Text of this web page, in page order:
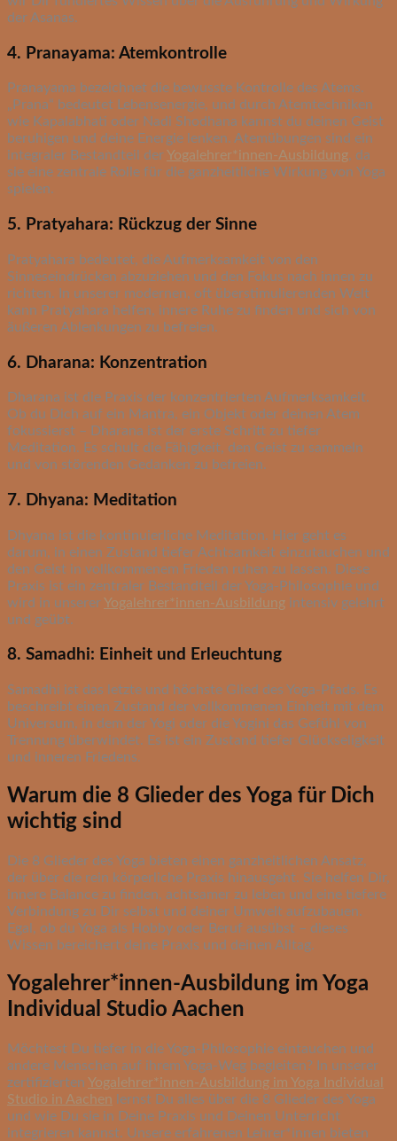
der Asanas.
4. Pranayama: Atemkontrolle
Pranayama bezeichnet die bewusste Kontrolle des Atems.
„Prana“ bedeutet Lebensenergie, und durch Atemtechniken
wie Kapalabhati oder Nadi Shodhana kannst du deinen Geist
beruhigen und deine Energie lenken. Atemübungen sind ein
integraler Bestandteil derYogalehrer*innen-Ausbildung, da
sie eine zentrale Rolle für die ganzheitliche Wirkung von Yoga
spielen.
5. Pratyahara: Rückzug der Sinne
Pratyahara bedeutet, die Aufmerksamkeit von den
Sinneseindrücken abzuziehen und den Fokus nach innen zu
richten. In unserer modernen, oft überstimulierenden Welt
kann Pratyahara helfen, innere Ruhe zu finden und sich von
äußeren Ablenkungen zu befreien.
6. Dharana: Konzentration
Dharana ist die Praxis der konzentrierten Aufmerksamkeit.
Ob du Dich auf ein Mantra, ein Objekt oder deinen Atem
fokussierst – Dharana ist der erste Schritt zu tiefer
Meditation. Es schult die Fähigkeit, den Geist zu sammeln
und von störenden Gedanken zu befreien.
7. Dhyana: Meditation
Dhyana ist die kontinuierliche Meditation. Hier geht es
darum, in einen Zustand tiefer Achtsamkeit einzutauchen und
den Geist in vollkommenem Frieden ruhen zu lassen. Diese
Praxis ist ein zentraler Bestandteil der Yoga-Philosophie und
wird in unsererYogalehrer*innen-Ausbildung intensiv gelehrt
und geübt.
8. Samadhi: Einheit und Erleuchtung
Samadhi ist das letzte und höchste Glied des Yoga-Pfads. Es
beschreibt einen Zustand der vollkommenen Einheit mit dem
Universum, in dem der Yogi oder die Yogini das Gefühl von
Trennung überwindet. Es ist ein Zustand tiefer Glückseligkeit
und inneren Friedens.
Warum die 8 Glieder des Yoga für Dich
wichtig sind
Die 8 Glieder des Yoga bieten einen ganzheitlichen Ansatz,
der über die rein körperliche Praxis hinausgeht. Sie helfen Dir,
innere Balance zu finden, achtsamer zu leben und eine tiefere
Verbindung zu Dir selbst und deiner Umwelt aufzubauen.
Egal, ob du Yoga als Hobby oder Beruf ausübst – dieses
Wissen bereichert deine Praxis und deinen Alltag.
Yogalehrer*innen-Ausbildung im Yoga
Individual Studio Aachen
Möchtest Du tiefer in die Yoga-Philosophie eintauchen und
andere Menschen auf ihrem Yoga-Weg begleiten? In unserer
zertifizierten Yogalehrer*innen-Ausbildung im Yoga Individual
Studio in Aachen lernst Du alles über die 8 Glieder des Yoga
und wie Du sie in Deine Praxis und Deinen Unterricht
integrieren kannst. Unsere erfahrenen Lehrer*innen bieten